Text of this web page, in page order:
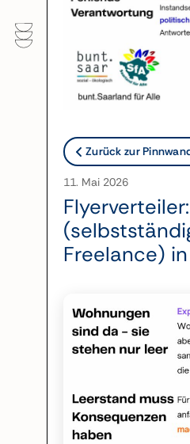
Zurück zur
11. Mai 2026
Freelance)